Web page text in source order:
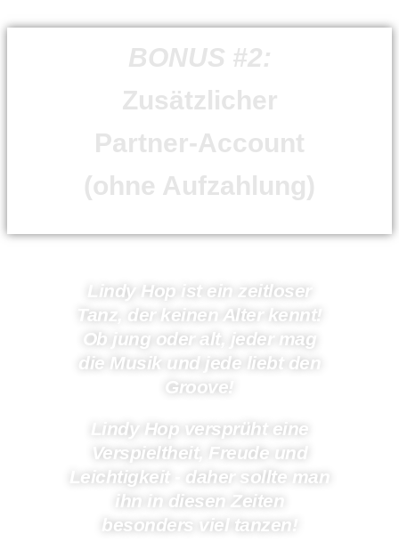
BONUS #2:
Zusätzlicher
Partner-Account
(ohne Aufzahlung)
Lindy Hop ist ein zeitloser
Tanz, der keinen Alter kennt!
Ob jung oder alt, jeder mag
die Musik und jede liebt den
Groove!
Lindy Hop versprüht eine
Verspieltheit, Freude und
Leichtigkeit - daher sollte man
ihn in diesen Zeiten
besonders viel tanzen!